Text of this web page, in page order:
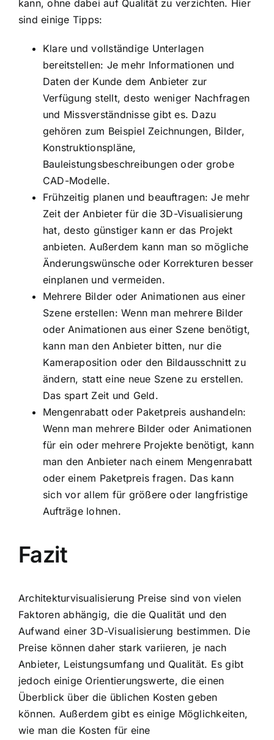
kann, ohne dabei auf Qualität zu verzichten. Hier
sind einige Tipps:
Klare und vollständige Unterlagen
bereitstellen: Je mehr Informationen und
Daten der Kunde dem Anbieter zur
Verfügung stellt, desto weniger Nachfragen
und Missverständnisse gibt es. Dazu
gehören zum Beispiel Zeichnungen, Bilder,
Konstruktionspläne,
Bauleistungsbeschreibungen oder grobe
CAD-Modelle.
Frühzeitig planen und beauftragen: Je mehr
Zeit der Anbieter für die 3D-Visualisierung
hat, desto günstiger kann er das Projekt
anbieten. Außerdem kann man so mögliche
Änderungswünsche oder Korrekturen besser
einplanen und vermeiden.
Mehrere Bilder oder Animationen aus einer
Szene erstellen: Wenn man mehrere Bilder
oder Animationen aus einer Szene benötigt,
kann man den Anbieter bitten, nur die
Kameraposition oder den Bildausschnitt zu
ändern, statt eine neue Szene zu erstellen.
Das spart Zeit und Geld.
Mengenrabatt oder Paketpreis aushandeln:
Wenn man mehrere Bilder oder Animationen
für ein oder mehrere Projekte benötigt, kann
man den Anbieter nach einem Mengenrabatt
oder einem Paketpreis fragen. Das kann
sich vor allem für größere oder langfristige
Aufträge lohnen.
Fazit
Architekturvisualisierung Preise sind von vielen
Faktoren abhängig, die die Qualität und den
Aufwand einer 3D-Visualisierung bestimmen. Die
Preise können daher stark variieren, je nach
Anbieter, Leistungsumfang und Qualität. Es gibt
jedoch einige Orientierungswerte, die einen
Überblick über die üblichen Kosten geben
können. Außerdem gibt es einige Möglichkeiten,
wie man die Kosten für eine